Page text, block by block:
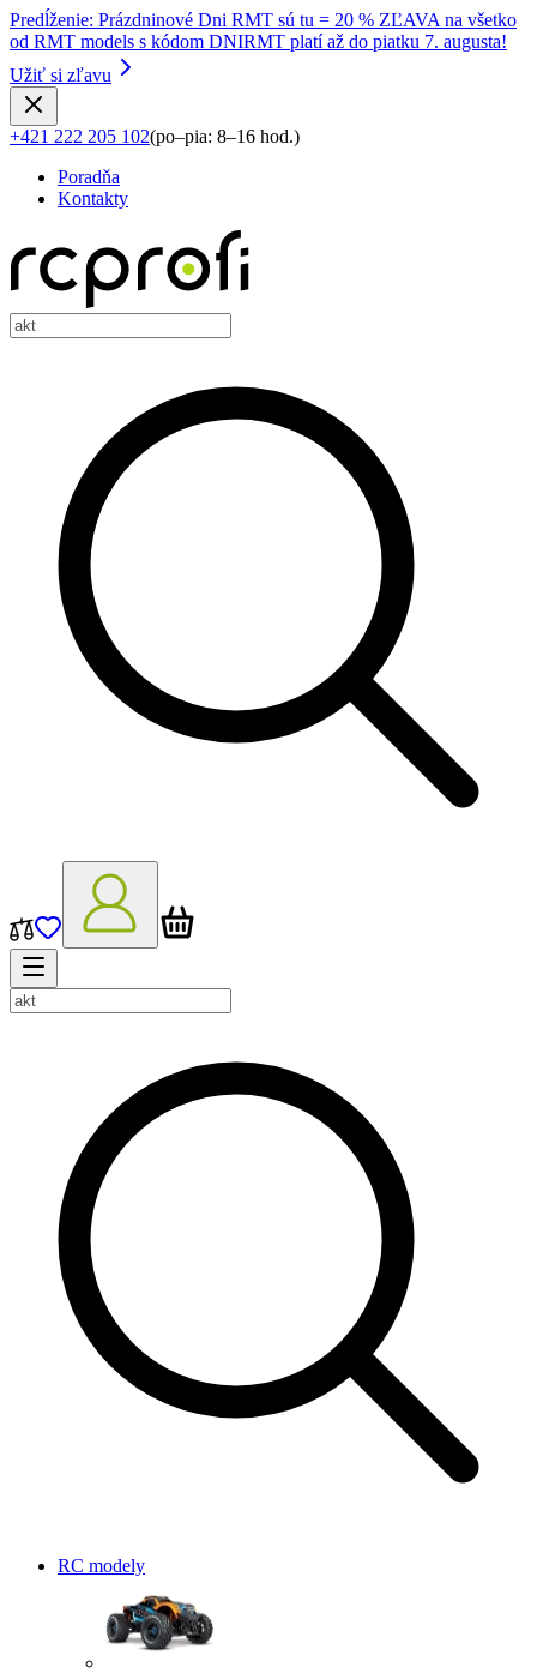
Predĺženie: Prázdninové Dni RMT sú tu = 20 % ZĽAVA na všetko
od RMT models s kódom DNIRMT platí až do piatku 7. augusta!
Užiť si zľavu
+421 222 205 102(po–pia: 8–16 hod.)
Poradňa
Kontakty
RC modely